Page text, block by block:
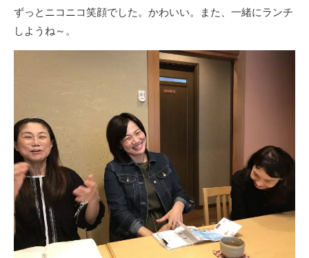
ずっとニコニコ笑顔でした。かわいい。また、一緒にランチ
しようね～。